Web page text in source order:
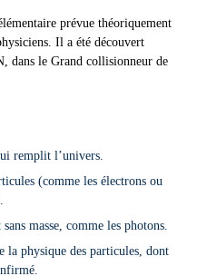
prévue théoriquement
Il a été découvert
dans le Grand collisionneur de
remplit l’univers.
(comme les électrons ou
masse, comme les photons.
la physique des particules, dont